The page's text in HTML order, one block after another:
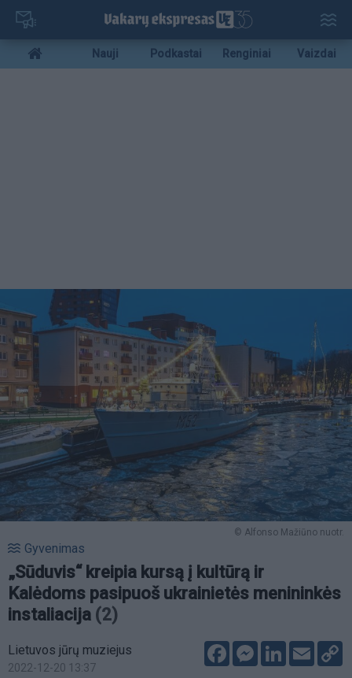
Pereiti
pagrindinį
turinį
Mobile
menu
Nauji Podkastai Renginiai Vaizdai
© Alfonso Mažiūno nuotr.
Gyvenimas
„Sūduvis“ kreipia kursą į kultūrą ir
Kalėdoms pasipuoš ukrainietės menininkės
instaliacija (2)
Lietuvos jūrų muziejus
2022-12-20 13:37
FacebookMessenger
LinkedIn
Email